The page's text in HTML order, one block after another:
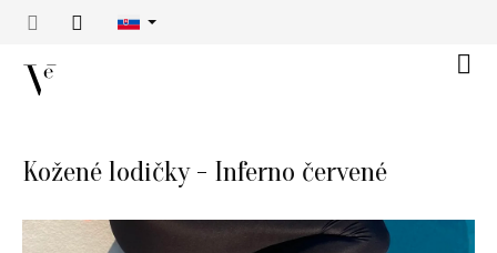
Kožené lodičky - Inferno červené